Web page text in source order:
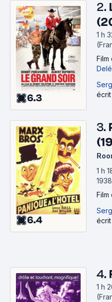
6.3
2.
1 h
Film
écrit
6.4
3.
1 h
Film
écrit
4.
1 h